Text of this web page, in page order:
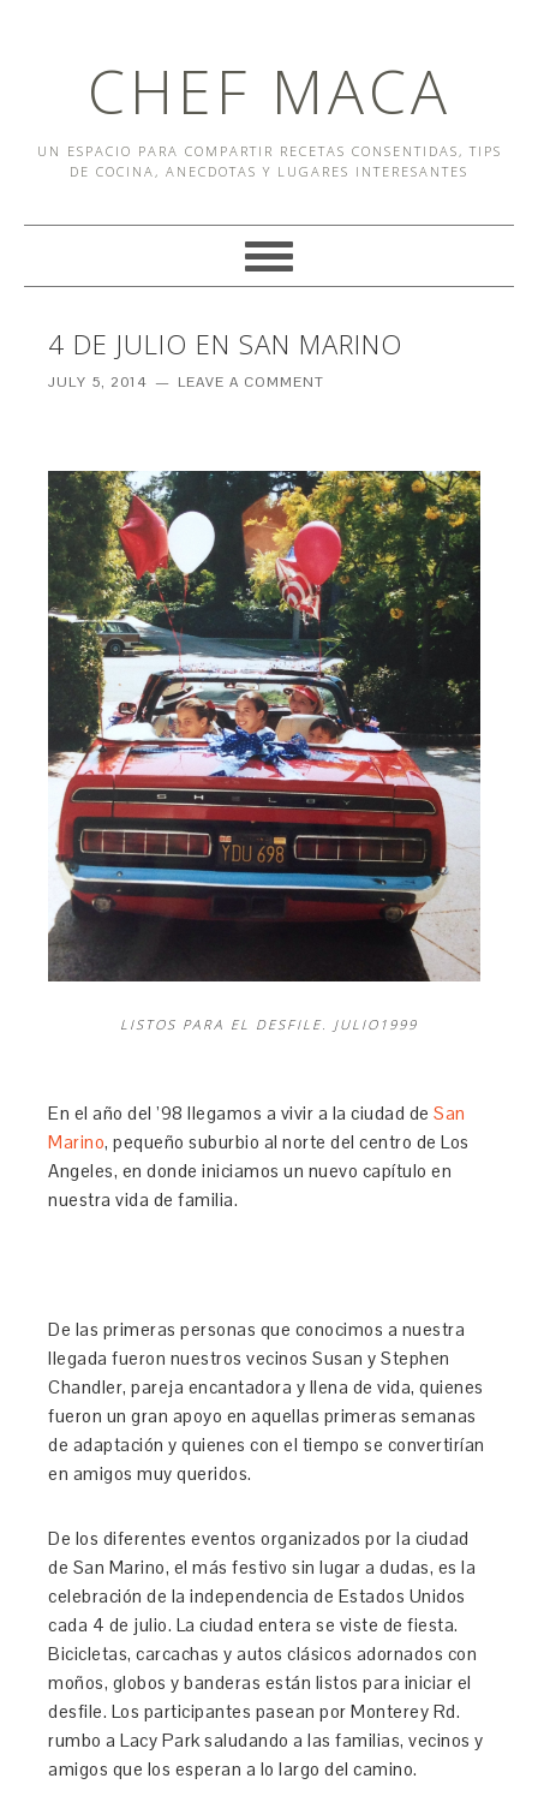
CHEF MACA
UN ESPACIO PARA COMPARTIR RECETAS CONSENTIDAS, TIPS
DE COCINA, ANECDOTAS Y LUGARES INTERESANTES
4 DE JULIO EN SAN MARINO
JULY 5, 2014 LEAVE A COMMENT
LISTOS PARA EL DESFILE. JULIO1999
En el año del ’98 llegamos a vivir a la ciudad de San
Marino, pequeño suburbio al norte del centro de Los
Angeles, en donde iniciamos un nuevo capítulo en
nuestra vida de familia.
De las primeras personas que conocimos a nuestra
llegada fueron nuestros vecinos Susan y Stephen
Chandler, pareja encantadora y llena de vida, quienes
fueron un gran apoyo en aquellas primeras semanas
de adaptación y quienes con el tiempo se convertirían
en amigos muy queridos.
De los diferentes eventos organizados por la ciudad
de San Marino, el más festivo sin lugar a dudas, es la
celebración de la independencia de Estados Unidos
cada 4 de julio. La ciudad entera se viste de fiesta.
Bicicletas, carcachas y autos clásicos adornados con
moños, globos y banderas están listos para iniciar el
desfile. Los participantes pasean por Monterey Rd.
rumbo a Lacy Park saludando a las familias, vecinos y
amigos que los esperan a lo largo del camino.